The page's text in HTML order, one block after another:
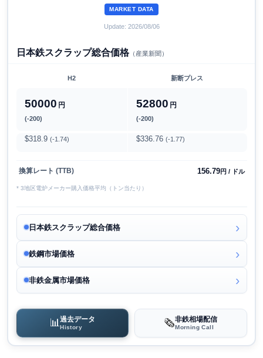
MARKET DATA
Update: 2026/08/06
日本鉄スクラップ総合価格（産業新聞）
H2 新断プレス
50000 円
(-200)
52800 円
(-200)
$318.9 (-1.74) $336.76 (-1.77)
換算レート (TTB) 156.79円 / ドル
* 3地区電炉メーカー購入価格平均（トン当たり）
日本鉄スクラップ総合価格
鉄鋼市場価格
非鉄金属市場価格
📊過去データ
History 🗞️非鉄相場配信
Morning Call